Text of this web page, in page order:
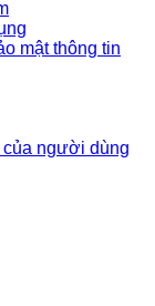
mật thông tin
của người dùng